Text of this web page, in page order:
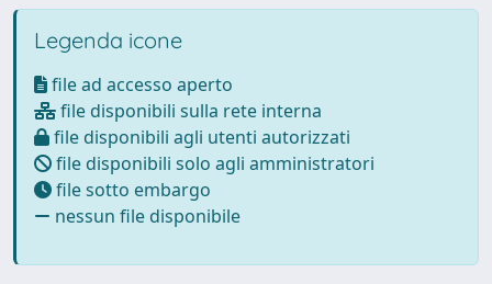
Legenda icone
file ad accesso aperto
file disponibili sulla rete interna
file disponibili agli utenti autorizzati
file disponibili solo agli amministratori
file sotto embargo
nessun file disponibile